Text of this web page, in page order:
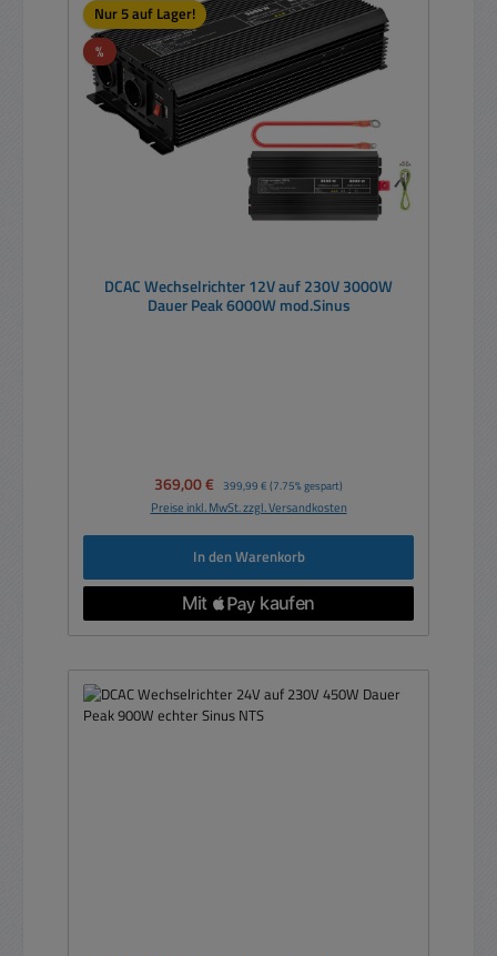
Nur 5 auf Lager!
%Rabatt
DCAC Wechselrichter 12V auf 230V 3000W
Dauer Peak 6000W mod.Sinus
Verkaufspreis:
369,00 € Regulärer Preis:
399,99 € (7.75% gespart)
Preise inkl. MwSt. zzgl. Versandkosten
In den Warenkorb